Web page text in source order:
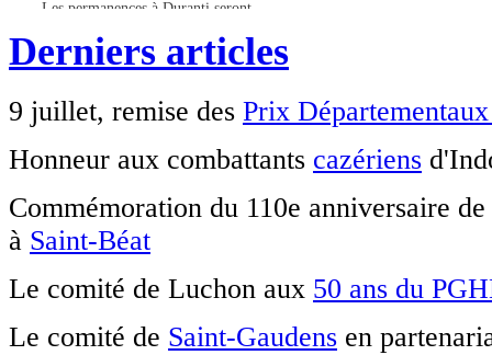
suspendues en juillet et août et le 2
téléphone (pensez à vous identifier
clairement sur le répondeur !) et de
scolaire.
En savoir plus
Pour les membres de la section de Haute-
aux pages privées...
Derniers articles
9 juillet, remise des Prix
Honneur aux combattants cazériens
Commémoration du 110e anniversaire
à Saint-Béat
Le comité de Luchon aux 50 ans du
Le comité de Saint-Gaudens en